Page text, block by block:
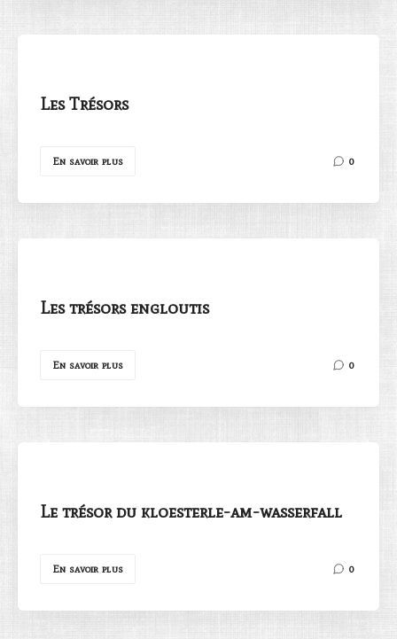
Les Trésors
En savoir plus 0
Les trésors engloutis
En savoir plus 0
Le trésor du kloesterle-am-wasserfall
En savoir plus 0